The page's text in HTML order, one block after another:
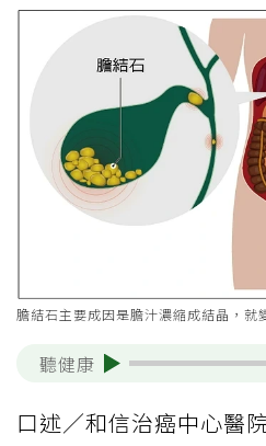
膽結石主要成因是膽汁濃縮成結晶，就
聽健康
口述／和信治癌中心醫